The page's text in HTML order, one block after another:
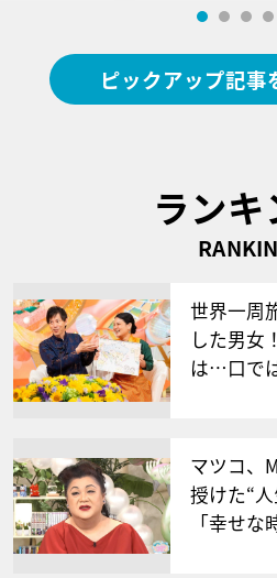
ピックアップ記事
ラン
世界一周
した男女
は…口で
マツコ、
授けた“
「幸せ